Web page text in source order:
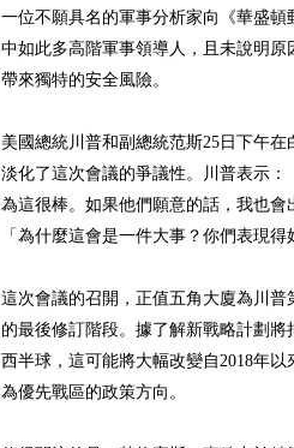
一位不願具名的軍事分析家向《華盛
中如此多高階軍事領導人，且未說明
帶來獨特的安全風險。
美國總統川普和副總統范斯25日下午
淡化了這次會議的爭議性。川普表示
為這很棒。如果他們願意的話，我也
「為什麼這會是一件大事？你們表現
這次會議的召開，正值五角大廈為川
的最後修訂階段。據了解新戰略計劃
西半球，這可能將大幅改變自2018年
為優先戰區的政策方向。